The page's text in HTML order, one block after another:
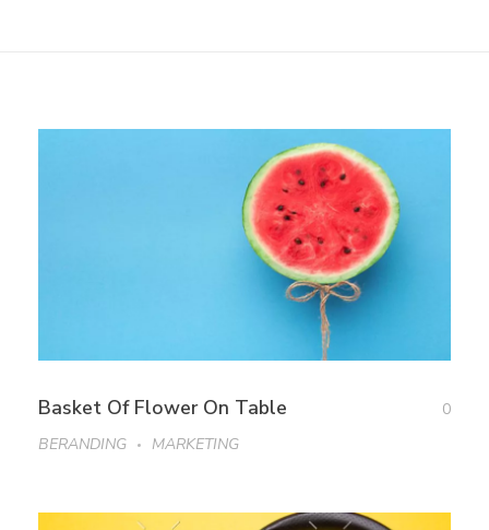
Basket Of Flower On Table
0
BERANDING
MARKETING